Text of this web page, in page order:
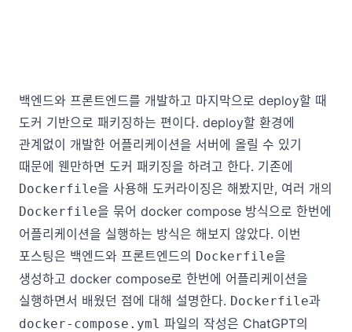
백엔드와 프론트엔드를 개발하고 마지막으로 deploy할 때
도커 기반으로 패키징하는 편이다. deploy할 환경에
관계없이 개발한 어플리케이션을 서버에 올릴 수 있기
때문에 웬만하면 도커 패키징을 하려고 한다. 기존에
Dockerfile을 사용해 도커라이징은 해봤지만, 여러 개의
Dockerfile을 묶어 docker compose 방식으로 한번에
어플리케이션을 실행하는 방식은 해보지 않았다. 이번
포스팅은 백엔드와 프론트엔드의 Dockerfile을
생성하고 docker compose로 한번에 어플리케이션을
실행하면서 배웠던 점에 대해 설명한다. Dockerfile과
docker-compose.yml 파일의 작성은 ChatGPT의